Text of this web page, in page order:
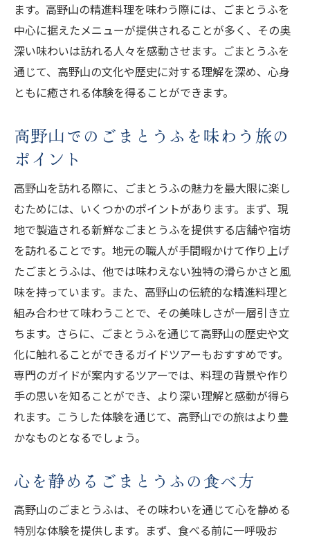
ます。高野山の精進料理を味わう際には、ごまとうふを
中心に据えたメニューが提供されることが多く、その奥
深い味わいは訪れる人々を感動させます。ごまとうふを
通じて、高野山の文化や歴史に対する理解を深め、心身
ともに癒される体験を得ることができます。
高野山でのごまとうふを味わう旅の
ポイント
高野山を訪れる際に、ごまとうふの魅力を最大限に楽し
むためには、いくつかのポイントがあります。まず、現
地で製造される新鮮なごまとうふを提供する店舗や宿坊
を訪れることです。地元の職人が手間暇かけて作り上げ
たごまとうふは、他では味わえない独特の滑らかさと風
味を持っています。また、高野山の伝統的な精進料理と
組み合わせて味わうことで、その美味しさが一層引き立
ちます。さらに、ごまとうふを通じて高野山の歴史や文
化に触れることができるガイドツアーもおすすめです。
専門のガイドが案内するツアーでは、料理の背景や作り
手の思いを知ることができ、より深い理解と感動が得ら
れます。こうした体験を通じて、高野山での旅はより豊
かなものとなるでしょう。
心を静めるごまとうふの食べ方
高野山のごまとうふは、その味わいを通じて心を静める
特別な体験を提供します。まず、食べる前に一呼吸お